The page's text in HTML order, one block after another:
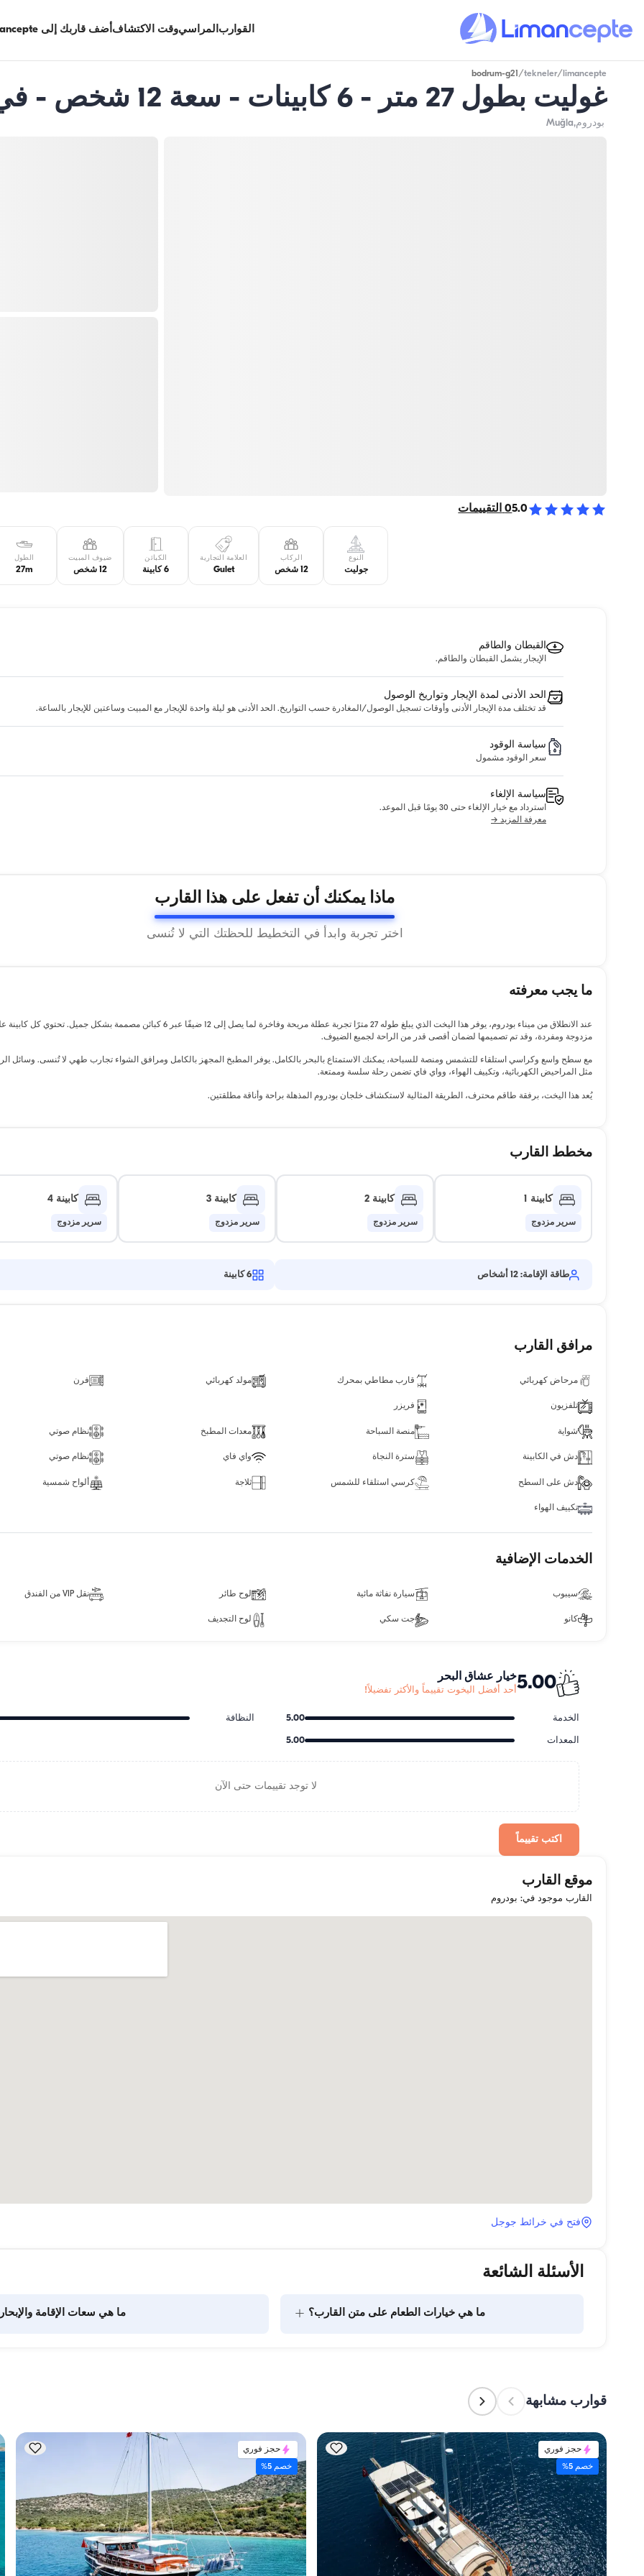
القواربالمراسيوقت الاكتشافأضف قاربك إلى Limancepte
limancepte
/
tekneler
/
bodrum-g21
غوليت بطول 27 متر - 6 كابينات - سعة 12 شخص - في بودروم
بودروم,Muğla
5.0
0 التقييمات
النوع
جوليت
الركاب
12 شخص
العلامة التجارية
Gulet
الكبائن
6 كابينة
ضيوف المبيت
12 شخص
الطول
27m
القبطان والطاقم
الإيجار يشمل القبطان والطاقم.
الحد الأدنى لمدة الإيجار وتواريخ الوصول
قد تختلف مدة الإيجار الأدنى وأوقات تسجيل الوصول/المغادرة حسب التواريخ. الحد الأدنى هو ليلة واحدة للإيجار مع المبيت وساعتين للإيجار بالساعة.
سياسة الوقود
سعر الوقود مشمول
سياسة الإلغاء
استرداد مع خيار الإلغاء حتى 30 يومًا قبل الموعد.
معرفة المزيد →
ماذا يمكنك أن تفعل على هذا القارب
اختر تجربة وابدأ في التخطيط للحظتك التي لا تُنسى
ما يجب معرفته
عند الانطلاق من ميناء بودروم، يوفر هذا اليخت الذي يبلغ طوله 27 مترًا تجربة عطلة مريحة وفاخرة لما يصل إلى 12 ضيفًا عبر 6 كبائن مصممة بشكل
مزدوجة ومفردة، وقد تم تصميمها لضمان أقصى قدر من الراحة لجميع الضيوف.
مع سطح واسع وكراسي استلقاء للتشمس ومنصة للسباحة، يمكنك الاستمتاع بالبحر بالكامل. يوفر المطبخ المجهز بالكامل ومرافق الشواء تجارب طهي لا تُنسى. وسائل
مثل المراحيض الكهربائية، وتكييف الهواء، وواي فاي تضمن رحلة سلسة وممتعة.
يُعد هذا اليخت، برفقة طاقم محترف، الطريقة المثالية لاستكشاف خلجان بودروم المذهلة براحة وأناقة مطلقتين.
مخطط القارب
كابينة 1
سرير مزدوج
كابينة 2
سرير مزدوج
كابينة 3
سرير مزدوج
كابينة 4
سرير مزدوج
طاقة الإقامة: 12 أشخاص 6 كابينة
مرافق القارب
مرحاض كهربائي قارب مطاطي بمحرك مولد كهربائي فرن
تلفزيون فريزر
شواية منصة السباحة معدات المطبخ نظام صوتي
دش في الكابينة سترة النجاة واي فاي نظام صوتي
دش على السطح كرسي استلقاء للشمس ثلاجة ألواح شمسية
تكييف الهواء
الخدمات الإضافية
سيبوب سيارة نفاثة مائية لوح طائر نقل VIP من الفندق
كانو جت سكي لوح التجديف
5.00خيار عشاق البحر
أحد أفضل اليخوت تقييماً والأكثر تفضيلاً!
الخدمة 5.00 النظافة
المعدات 5.00
لا توجد تقييمات حتى الآن
اكتب تقييماً
موقع القارب
القارب موجود في: بودروم
فتح في خرائط جوجل
الأسئلة الشائعة
ما هي خيارات الطعام على متن القارب؟ + ما هي سعات الإقامة
قوارب مشابهة
حجز فوري
خصم 5%
حجز فوري
خصم 5%